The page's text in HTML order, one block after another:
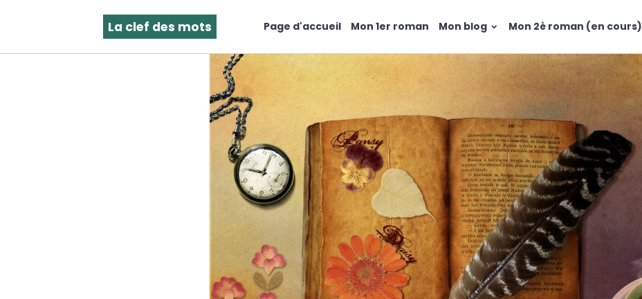
La clef des mots Page d'accueil Mon 1er roman Mon blog Mon 2è roman (en cours)